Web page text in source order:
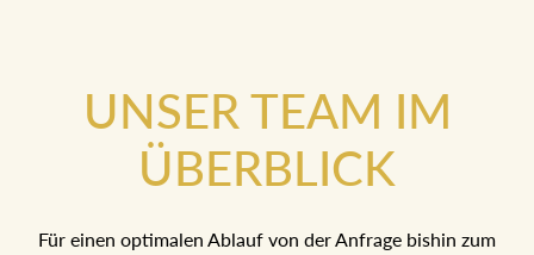
UNSER TEAM IM
ÜBERBLICK
Für einen optimalen Ablauf von der Anfrage bishin zum